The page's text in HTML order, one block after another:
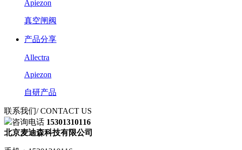
Apiezon
真空闸阀
产品分享
Allectra
Apiezon
自研产品
联系我们/ CONTACT US
咨询电话 15301310116
北京麦迪森科技有限公司